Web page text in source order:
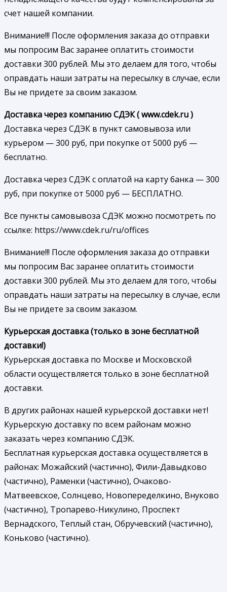
счет нашей компании.
Внимание!!! После оформления заказа до отправки
мы попросим Вас заранее оплатить стоимости
доставки 300 рублей. Мы это делаем для того, чтобы
оправдать наши затраты на пересылку в случае, если
Вы не придете за своим заказом.
Доставка через компанию СДЭК ( www.cdek.ru )
Доставка через СДЭК в пункт самовывоза или
курьером — 300 руб, при покупке от 5000 руб —
бесплатно.
Доставка через СДЭК с оплатой на карту банка — 300
руб, при покупке от 5000 руб — БЕСПЛАТНО.
Все пункты самовывоза СДЭК можно посмотреть по
ссылке: https://www.cdek.ru/ru/offices
Внимание!!! После оформления заказа до отправки
мы попросим Вас заранее оплатить стоимости
доставки 300 рублей. Мы это делаем для того, чтобы
оправдать наши затраты на пересылку в случае, если
Вы не придете за своим заказом.
Курьерская доставка (только в зоне бесплатной
доставки!)
Курьерская доставка по Москве и Московской
области осуществляется только в зоне бесплатной
доставки.
В других районах нашей курьерской доставки нет!
Курьерскую доставку по всем районам можно
заказать через компанию СДЭК.
Бесплатная курьерская доставка осуществляется в
районах: Можайский (частично), Фили-Давыдково
(частично), Раменки (частично), Очаково-
Матвеевское, Солнцево, Новопеределкино, Внуково
(частично), Тропарево-Никулино, Проспект
Вернадского, Теплый стан, Обручевский (частично),
Коньково (частично).